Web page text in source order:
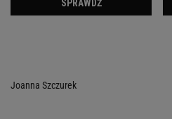
Joanna Szczurek